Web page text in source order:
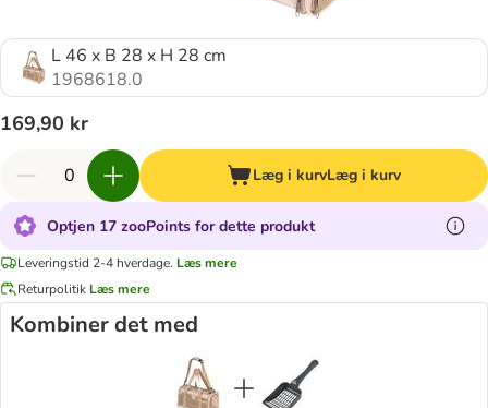
L 46 x B 28 x H 28 cm
1968618.0
169,90 kr
Læg i kurvLæg i kurv
Optjen 17 zooPoints for dette produkt
Leveringstid 2-4 hverdage. Læs mere
Returpolitik Læs mere
Kombiner det med